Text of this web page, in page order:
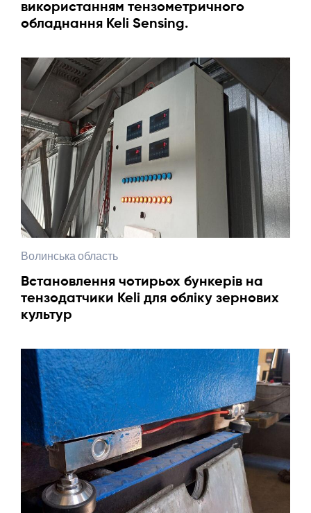
використанням тензометричного
обладнання Keli Sensing.
Волинська область
Встановлення чотирьох бункерів на
тензодатчики Keli для обліку зернових
культур